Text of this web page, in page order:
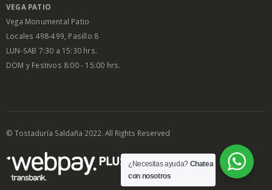
VEGA PATIO
Vega Monumental Patio
Locales 498-499, Pasillo 8
LUN-SAB 7:30 a 15:30 hrs.
DOM y Festivos 8:00 - 15:00 hrs.
© Tostaduría Saldaña 2022. All Rights Reserved
¿Necesitas ayuda? Chatea
con nosotros